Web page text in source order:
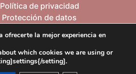
Política de privacidad
Protección de datos
ofrecerte la mejor experiencia en
which cookies we are using or
setting].
Valencià